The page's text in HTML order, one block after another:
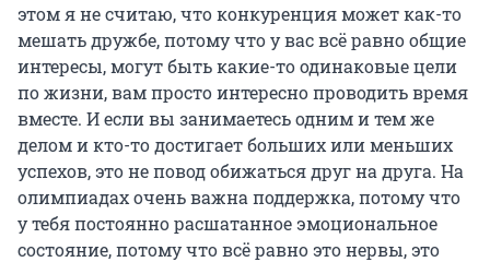
этом я не считаю, что конкуренция может как-то
мешать дружбе, потому что у вас всё равно общие
интересы, могут быть какие-то одинаковые цели
по жизни, вам просто интересно проводить время
вместе. И если вы занимаетесь одним и тем же
делом и кто-то достигает больших или меньших
успехов, это не повод обижаться друг на друга. На
олимпиадах очень важна поддержка, потому что
у тебя постоянно расшатанное эмоциональное
состояние, потому что всё равно это нервы, это